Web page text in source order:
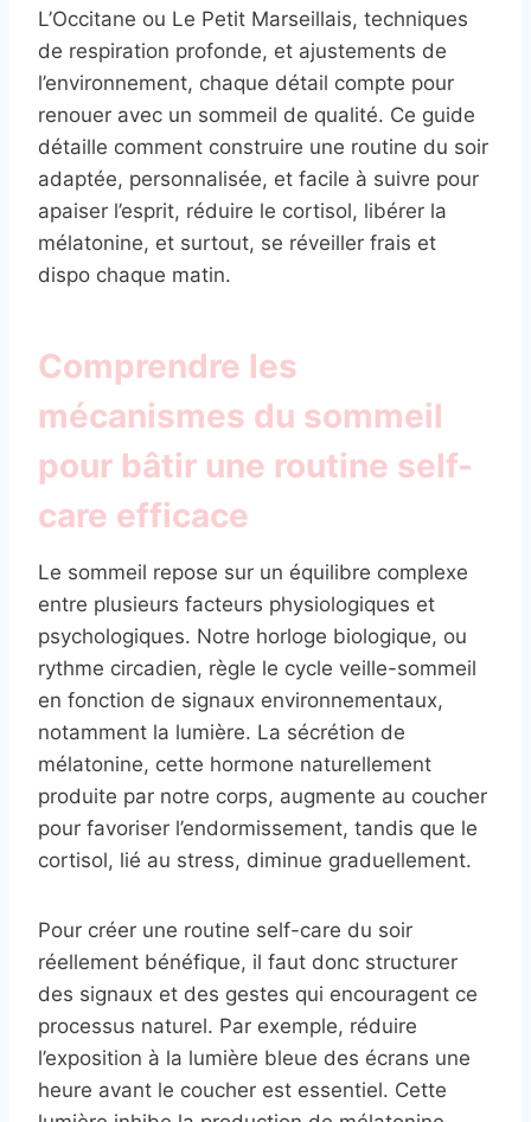
L’Occitane ou Le Petit Marseillais, techniques
de respiration profonde, et ajustements de
l’environnement, chaque détail compte pour
renouer avec un sommeil de qualité. Ce guide
détaille comment construire une routine du soir
adaptée, personnalisée, et facile à suivre pour
apaiser l’esprit, réduire le cortisol, libérer la
mélatonine, et surtout, se réveiller frais et
dispo chaque matin.
Comprendre les
mécanismes du sommeil
pour bâtir une routine self-
care efficace
Le sommeil repose sur un équilibre complexe
entre plusieurs facteurs physiologiques et
psychologiques. Notre horloge biologique, ou
rythme circadien, règle le cycle veille-sommeil
en fonction de signaux environnementaux,
notamment la lumière. La sécrétion de
mélatonine, cette hormone naturellement
produite par notre corps, augmente au coucher
pour favoriser l’endormissement, tandis que le
cortisol, lié au stress, diminue graduellement.
Pour créer une routine self-care du soir
réellement bénéfique, il faut donc structurer
des signaux et des gestes qui encouragent ce
processus naturel. Par exemple, réduire
l’exposition à la lumière bleue des écrans une
heure avant le coucher est essentiel. Cette